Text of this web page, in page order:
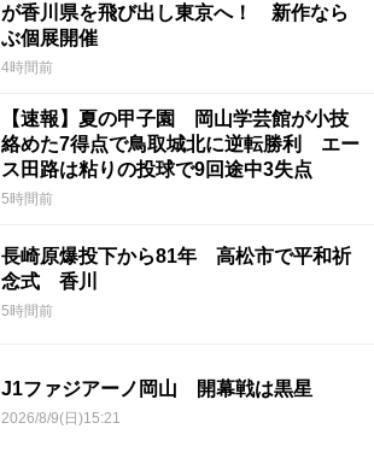
が香川県を飛び出し東京へ！ 新作なら
ぶ個展開催
4時間前
【速報】夏の甲子園 岡山学芸館が小技
絡めた7得点で鳥取城北に逆転勝利 エー
ス田路は粘りの投球で9回途中3失点
5時間前
長崎原爆投下から81年 高松市で平和祈
念式 香川
5時間前
J1ファジアーノ岡山 開幕戦は黒星
2026/8/9(日)15:21